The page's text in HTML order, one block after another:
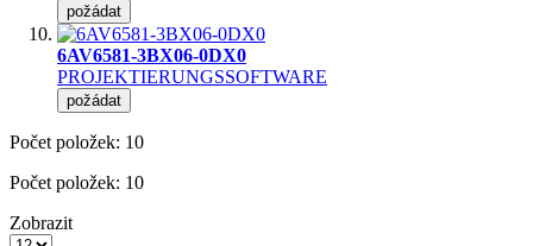
požádat
6AV6581-3BX06-0DX0
PROJEKTIERUNGSSOFTWARE
požádat
Počet položek: 10
Počet položek: 10
Zobrazit